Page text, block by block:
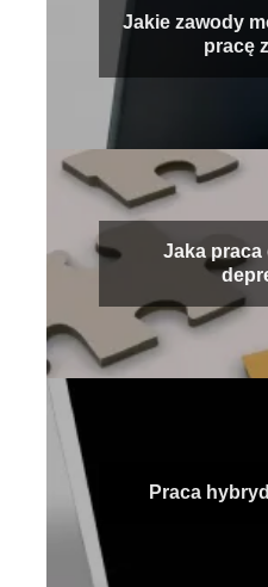
Jakie zawody
pracę
Jaka praca
Praca